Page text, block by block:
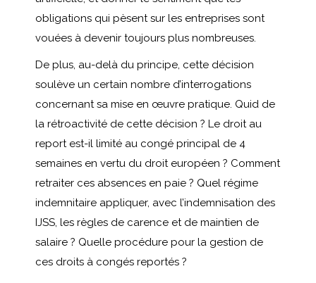
obligations qui pèsent sur les entreprises sont
vouées à devenir toujours plus nombreuses.
De plus, au-delà du principe, cette décision
soulève un certain nombre d’interrogations
concernant sa mise en œuvre pratique. Quid de
la rétroactivité de cette décision ? Le droit au
report est-il limité au congé principal de 4
semaines en vertu du droit européen ? Comment
retraiter ces absences en paie ? Quel régime
indemnitaire appliquer, avec l’indemnisation des
IJSS, les règles de carence et de maintien de
salaire ? Quelle procédure pour la gestion de
ces droits à congés reportés ?